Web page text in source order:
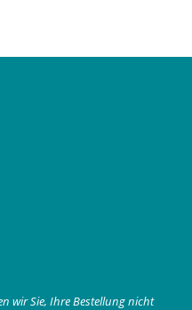
wir Sie, Ihre Bestellung nicht